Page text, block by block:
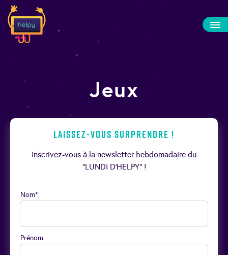
Jeux
Laissez-vous surprendre !
Inscrivez-vous à la newsletter hebdomadaire du
“LUNDI D’HELPY” !
Nom*
Prénom